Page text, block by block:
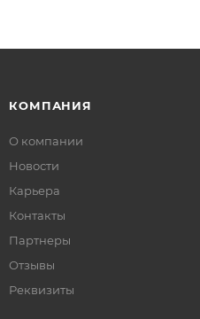
КОМПАНИЯ
О компании
Новости
Карьера
Контакты
Партнеры
Отзывы
Реквизиты